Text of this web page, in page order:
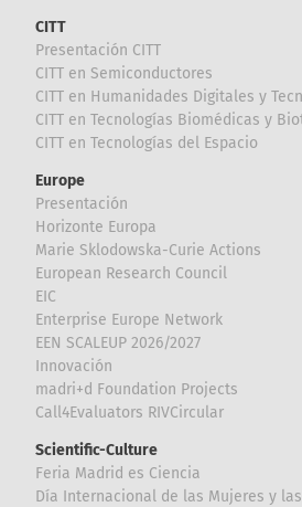
CITT
Presentación CITT
CITT en Semiconductores
CITT en Humanidades Digitales y
CITT en Tecnologías Biomédicas y
CITT en Tecnologías del Espacio
Europe
Presentación
Horizonte Europa
Marie Sklodowska-Curie Actions
European Research Council
EIC
Enterprise Europe Network
EEN SCALEUP 2026/2027
Innovación
madri+d Foundation Projects
Call4Evaluators RIVCircular
Scientific-Culture
Feria Madrid es Ciencia
Día Internacional de las Mujeres y